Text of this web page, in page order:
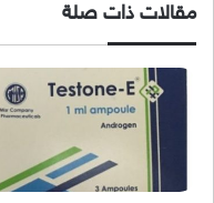
مقالات ذات صلة